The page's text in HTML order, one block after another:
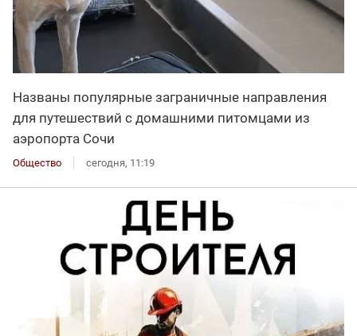
Названы популярные заграничные направления
для путешествий с домашними питомцами из
аэропорта Сочи
Общество сегодня, 11:19